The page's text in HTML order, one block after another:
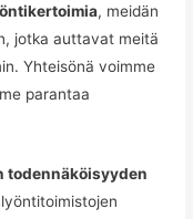
, meidän
jotka auttavat meitä
Yhteisönä voimme
parantaa
todennäköisyyden